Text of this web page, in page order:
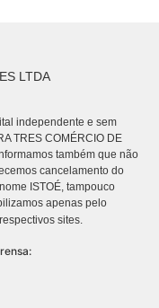
LTDA
independente e sem
TRES COMÉRCIO DE
também que não
cancelamento do
ISTOÉ, tampouco
apenas pelo
sites.